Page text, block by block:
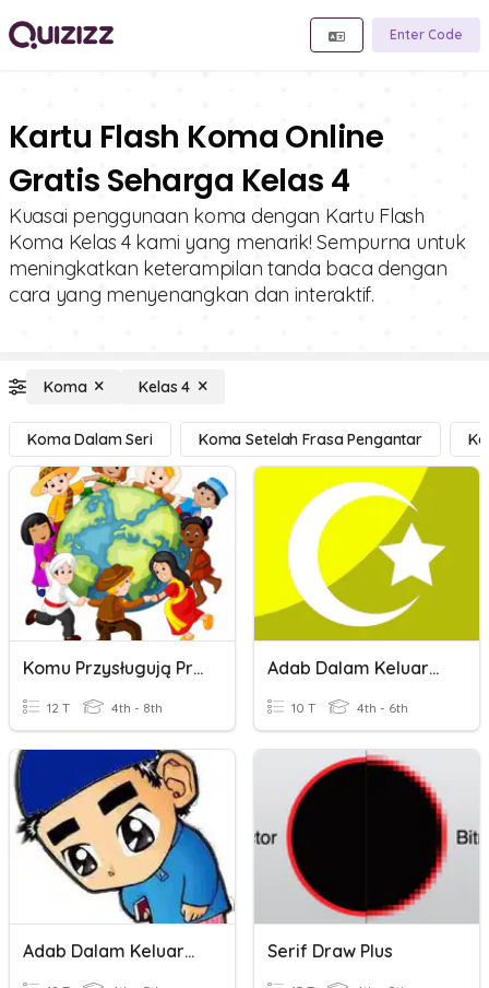
Enter Code
Kartu Flash Koma Online
Gratis Seharga Kelas 4
Kuasai penggunaan koma dengan Kartu Flash
Koma Kelas 4 kami yang menarik! Sempurna untuk
meningkatkan keterampilan tanda baca dengan
cara yang menyenangkan dan interaktif.
Koma Kelas 4
Koma Dalam Seri Koma Setelah Frasa Pengantar
Komu Przysługują Prawa Dziecka?
12 T 4th - 8th
Adab Dalam Keluarga
10 T 4th - 6th
Adab Dalam Keluarga Serif Draw Plus